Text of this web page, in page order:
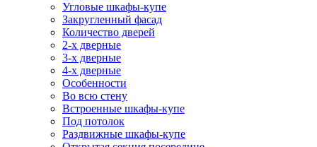
Угловые шкафы-купе
Закругленный фасад
Количество дверей
2-х дверные
3-х дверные
4-х дверные
Особенности
Во всю стену
Встроенные шкафы-купе
Под потолок
Раздвижные шкафы-купе